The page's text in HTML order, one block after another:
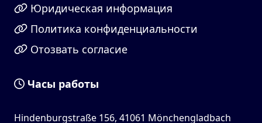
Юридическая информация
Политика конфиденциальности
Отозвать согласие
Часы работы
Hindenburgstraße 156, 41061 Mönchengladbach